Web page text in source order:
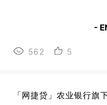
-
562 5
「网捷贷」农业银行旗